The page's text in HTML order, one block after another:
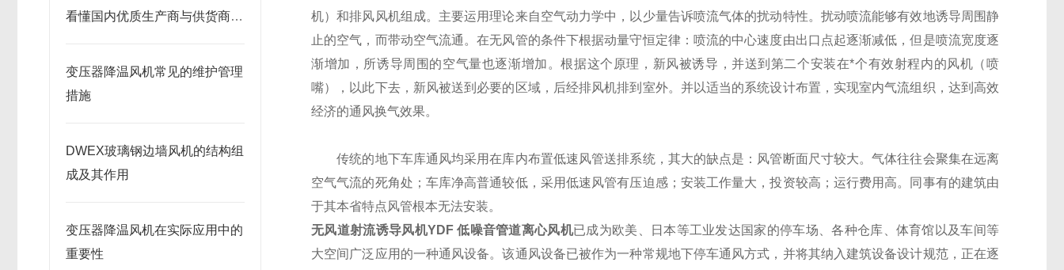
看懂国内优质生产商与供货商推
变压器降温风机常见的维护管理
措施
DWEX玻璃钢边墙风机的结构组
成及其作用
变压器降温风机在实际应用中的
重要性
机）和排风风机组成。主要运用理论来自空气动力学中，以少量告诉喷流气体的扰动特性。扰动喷流能够有效地诱导周围静
止的空气，而带动空气流通。在无风管的条件下根据动量守恒定律：喷流的中心速度由出口点起逐渐减低，但是喷流宽度逐
渐增加，所诱导周围的空气量也逐渐增加。根据这个原理，新风被诱导，并送到第二个安装在*个有效射程内的风机（喷
嘴），以此下去，新风被送到必要的区域，后经排风机排到室外。并以适当的系统设计布置，实现室内气流组织，达到高效
经济的通风换气效果。
传统的地下车库通风均采用在库内布置低速风管送排系统，其大的缺点是：风管断面尺寸较大。气体往往会聚集在远离
空气气流的死角处；车库净高普通较低，采用低速风管有压迫感；安装工作量大，投资较高；运行费用高。同事有的建筑由
于其本省特点风管根本无法安装。
无风道射流诱导风机YDF 低噪音管道离心风机已成为欧美、日本等工业发达国家的停车场、各种仓库、体育馆以及车间等
大空间广泛应用的一种通风设备。该通风设备已被作为一种常规地下停车通风方式，并将其纳入建筑设备设计规范，正在逐